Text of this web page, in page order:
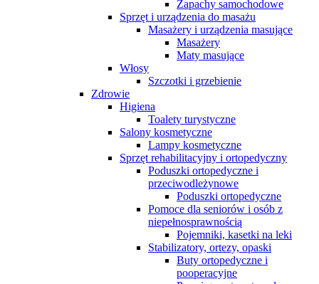
Zapachy samochodowe
Sprzęt i urządzenia do masażu
Masażery i urządzenia masujące
Masażery
Maty masujące
Włosy
Szczotki i grzebienie
Zdrowie
Higiena
Toalety turystyczne
Salony kosmetyczne
Lampy kosmetyczne
Sprzęt rehabilitacyjny i ortopedyczny
Poduszki ortopedyczne i
przeciwodleżynowe
Poduszki ortopedyczne
Pomoce dla seniorów i osób z
niepełnosprawnością
Pojemniki, kasetki na leki
Stabilizatory, ortezy, opaski
Buty ortopedyczne i
pooperacyjne